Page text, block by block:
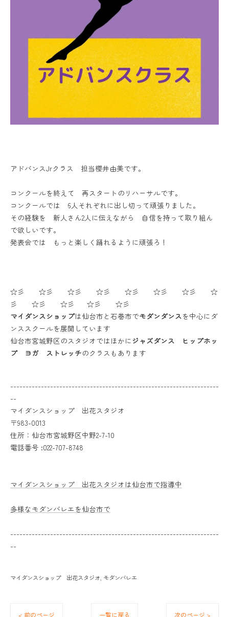
アドバンスJrクラス 担当櫻井由美です。
コンクールを終えて 再スタートのリハーサルです。
コンクールでは 6人それぞれに出し切って頑張りました。
その経験を 新人さん2人に伝えながら 自信を持って取り組ん
で欲しいです。
発表会では もっと楽しく踊れるように頑張ろ！
☆彡 ☆彡 ☆彡 ☆彡 ☆彡 ☆彡 ☆彡 ☆
彡 ☆彡 ☆彡 ☆彡 ☆彡
マイダンスショップは仙台市と石巻市でモダンダンスを中心にダ
ンススクールを展開しています
仙台市宮城野区のスタジオではほかに ジャズダンス ヒップホッ
プ ヨガ ストレッチのクラスもあります
--------------------------------------------------------------------
--
マイダンスショップ 出花スタジオ
〒983-0013
住所：仙台市宮城野区中野2-7-10
電話番号 :022-707-8748
マイダンスショップ 出花スタジオは仙台市で指導中
多様なモダンバレエを仙台市で
--------------------------------------------------------------------
--
マイダンスショップ 出花スタジオ モダンバレエ
< 前のページ 一覧に戻る 次のページ >